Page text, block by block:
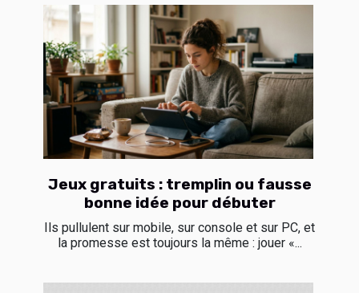
Jeux gratuits : tremplin ou fausse
bonne idée pour débuter
Ils pullulent sur mobile, sur console et sur PC, et
la promesse est toujours la même : jouer «...